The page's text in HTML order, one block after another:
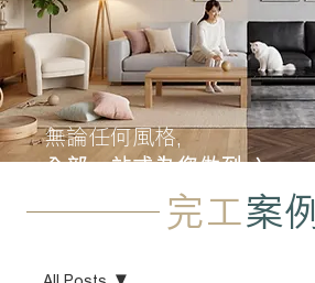
無論任何風格,
全部一站式為您做到 :)
完工案例